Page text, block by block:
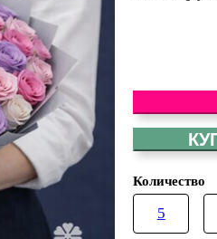
Количество
5